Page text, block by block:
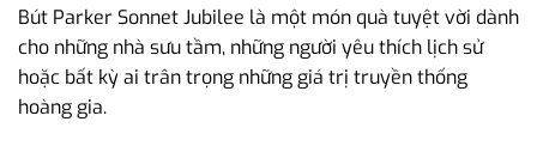
Bút Parker Sonnet Jubilee là một món quà tuyệt vời dành
cho những nhà sưu tầm, những người yêu thích lịch sử
hoặc bất kỳ ai trân trọng những giá trị truyền thống
hoàng gia.